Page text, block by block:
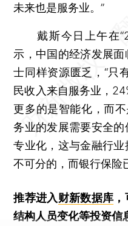
未来也是服务业。”
戴斯今日上午在
示，中国的经济发展
士同样资源匮乏，“只
民收入来自服务业，
更多的是智能化，而
务业的发展需要安全
专业化，这与金融行
不可分的，而银行保险
推荐进入财新数据库
结构人员变化等投资信